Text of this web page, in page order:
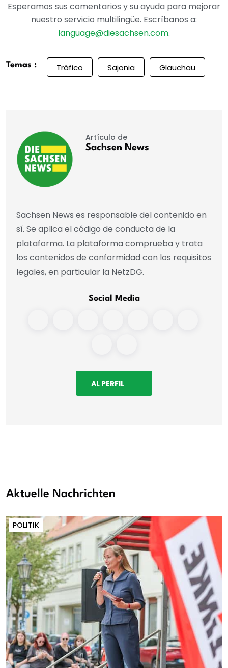
Esperamos sus comentarios y su ayuda para mejorar
nuestro servicio multilingüe. Escríbanos a:
language@diesachsen.com.
Temas : Tráfico Sajonia Glauchau
Artículo de
Sachsen News
Sachsen News es responsable del contenido en
sí. Se aplica el código de conducta de la
plataforma. La plataforma comprueba y trata
los contenidos de conformidad con los requisitos
legales, en particular la NetzDG.
Social Media
AL PERFIL
Aktuelle Nachrichten
POLITIK